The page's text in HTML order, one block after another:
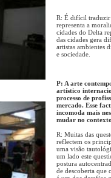
R: É difícil traduzir
representa a
cidades do Delta
das cidades gera
artistas ambientes
e sociedade.
P: A arte
artístico
processo de
mercado. Esse
incomoda mais
mudar no
R: Muitas das
reflectem os
uma visão
um lado este
postura
de descoberta que